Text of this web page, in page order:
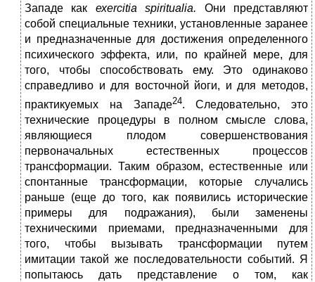
Западе как ехеrcitia spiritualia. Они представляют
собой специальные техники, установленные заранее
и предназначенные для достижения определенного
психического эффекта, или, по крайней мере, для
того, чтобы способствовать ему. Это одинаково
справедливо и для восточной йоги, и для методов,
практикуемых на Западе24. Следовательно, это
технические процедуры в полном смысле слова,
являющиеся плодом совершенствования
первоначальных естественных процессов
трансформации. Таким образом, естественные или
спонтанные трансформации, которые случались
раньше (еще до того, как появились исторические
примеры для подражания), были заменены
техническими приемами, предназначенными для
того, чтобы вызывать трансформации путем
имитации такой же последовательности событий. Я
попытаюсь дать представление о том, как